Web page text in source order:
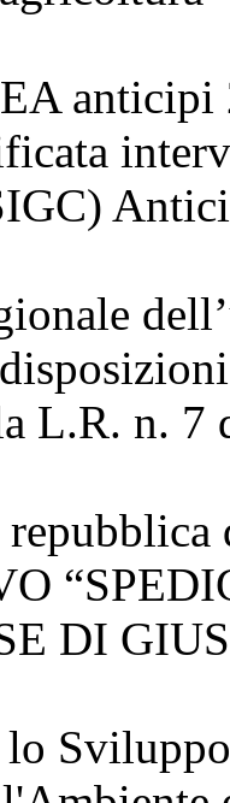
anticipi
L.R. n. 7
DI